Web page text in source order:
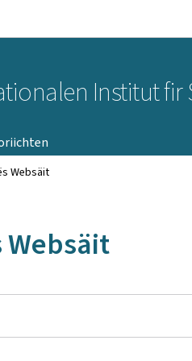
Institut fir
Websäit